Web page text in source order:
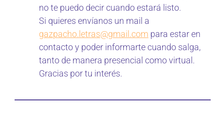
no te puedo decir cuando estará listo.
Si quieres envíanos un mail a
gazpacho.letras@gmail.com para estar en
contacto y poder informarte cuando salga,
tanto de manera presencial como virtual.
Gracias por tu interés.